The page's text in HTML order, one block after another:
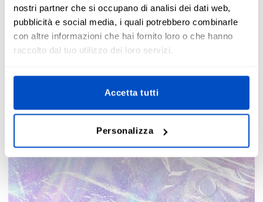
nostri partner che si occupano di analisi dei dati web,
pubblicità e social media, i quali potrebbero combinarle
con altre informazioni che hai fornito loro o che hanno
raccolto dal tuo utilizzo dei loro servizi.
Accetta tutti
Personalizza